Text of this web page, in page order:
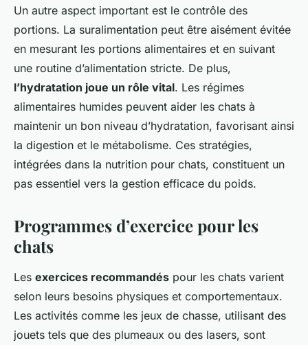
Un autre aspect important est le contrôle des
portions. La suralimentation peut être aisément évitée
en mesurant les portions alimentaires et en suivant
une routine d’alimentation stricte. De plus,
l’hydratation joue un rôle vital. Les régimes
alimentaires humides peuvent aider les chats à
maintenir un bon niveau d’hydratation, favorisant ainsi
la digestion et le métabolisme. Ces stratégies,
intégrées dans la nutrition pour chats, constituent un
pas essentiel vers la gestion efficace du poids.
Programmes d’exercice pour les
chats
Les exercices recommandés pour les chats varient
selon leurs besoins physiques et comportementaux.
Les activités comme les jeux de chasse, utilisant des
jouets tels que des plumeaux ou des lasers, sont